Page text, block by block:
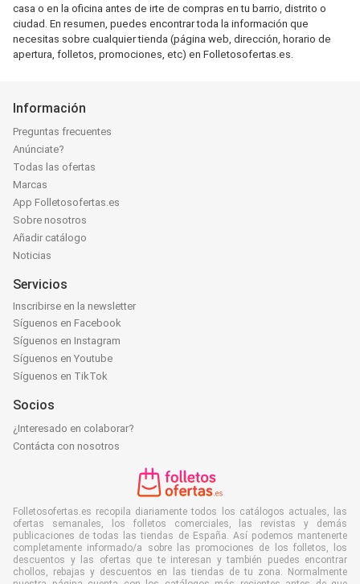
casa o en la oficina antes de irte de compras en tu barrio, distrito o
ciudad. En resumen, puedes encontrar toda la información que
necesitas sobre cualquier tienda (página web, dirección, horario de
apertura, folletos, promociones, etc) en Folletosofertas.es.
Información
Preguntas frecuentes
Anúnciate?
Todas las ofertas
Marcas
App Folletosofertas.es
Sobre nosotros
Añadir catálogo
Noticias
Servicios
Inscribirse en la newsletter
Síguenos en Facebook
Síguenos en Instagram
Síguenos en Youtube
Síguenos en TikTok
Socios
¿Interesado en colaborar?
Contácta con nosotros
Folletosofertas.es recopila diariamente todos los catálogos actuales, las
ofertas semanales, los folletos comerciales, las revistas y demás
publicaciones de todas las tiendas de España. Así podemos mantenerte
completamente informado/a sobre las promociones de los folletos, los
descuentos y las ofertas que te interesan y también puedes encontrar
chollos, rebajas y descuentos en las tiendas de tu zona. Normalmente